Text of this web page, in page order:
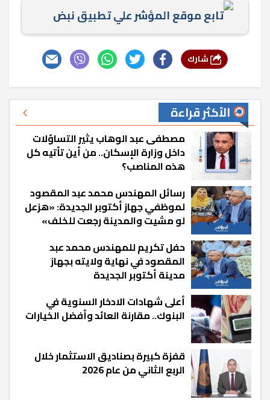
تابع موقع المؤشر علي تطبيق نبض
الأكثر قراءة
مصطفى عبد الوهاب يثير التساؤلات
داخل وزارة الإسكان.. من أين تأتيه كل
هذه المناصب؟
رسائل المهندس محمد عبد المقصود
لموظفي جهاز أكتوبر الجديدة: «هزعل
لو مشيت والمدينة رجعت للخلف»
حفل تكريم للمهندس محمد عبد
المقصود في نهاية ولايته بجهاز
مدينة أكتوبر الجديدة
أعلى شهادات الادخار السنوية في
البنوك.. مقارنة العائد وأفضل الخيارات
قفزة كبيرة بصناديق الاستثمار خلال
الربع الثاني من عام 2026